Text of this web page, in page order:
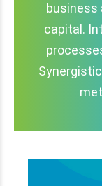
business
capital.